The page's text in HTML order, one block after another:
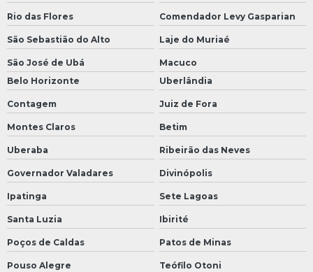
Rio das Flores Comendador Levy Gasparian
São Sebastião do Alto Laje do Muriaé
São José de Ubá
Macuco
Belo Horizonte
Uberlândia
Contagem Juiz de Fora
Montes Claros Betim
Uberaba Ribeirão das Neves
Governador Valadares Divinópolis
Ipatinga Sete Lagoas
Santa Luzia Ibirité
Poços de Caldas Patos de Minas
Pouso Alegre Teófilo Otoni